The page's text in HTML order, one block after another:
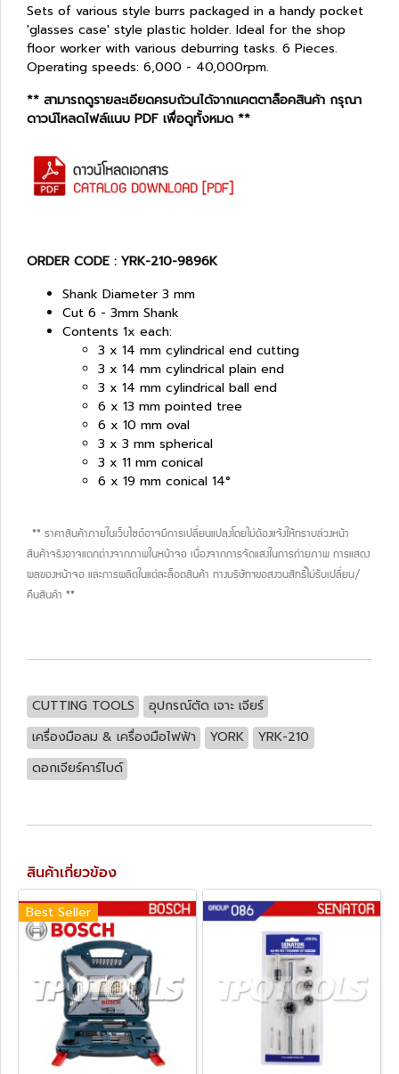
Sets of various style burrs packaged in a handy pocket
'glasses case' style plastic holder. Ideal for the shop
floor worker with various deburring tasks. 6 Pieces.
Operating speeds: 6,000 - 40,000rpm.
** สามารถดูรายละเอียดครบถ้วนได้จากแคตตาล็อคสินค้า กรุณา
ดาวน์โหลดไฟล์แนบ PDF เพื่อดูทั้งหมด **
ORDER CODE : YRK-210-9896K
Shank Diameter 3 mm
Cut 6 - 3mm Shank
Contents 1x each:
3 x 14 mm cylindrical end cutting
3 x 14 mm cylindrical plain end
3 x 14 mm cylindrical ball end
6 x 13 mm pointed tree
6 x 10 mm oval
3 x 3 mm spherical
3 x 11 mm conical
6 x 19 mm conical 14°
** ราคาสินค้าภายในเว็บไซต์อาจมีการเปลี่ยนแปลงโดยไม่ต้องแจ้งให้ทราบล่วงหน้า
สินค้าจริงอาจแตกต่างจากภาพในหน้าจอ เนื่องจากการจัดแสงในการถ่ายภาพ การแสดง
ผลของหน้าจอ และการผลิตในแต่ละล็อตสินค้า ทางบริษัทฯขอสงวนสิทธิ์ไม่รับเปลี่ยน/
คืนสินค้า **
CUTTING TOOLS
อุปกรณ์ตัด เจาะ เจียร์
เครื่องมือลม & เครื่องมือไฟฟ้า
YORK
YRK-210
ดอกเจียร์คาร์ไบด์
สินค้าเกี่ยวข้อง
Best Seller